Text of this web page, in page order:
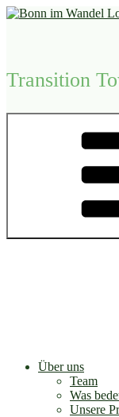
Zum
Transition
Über uns
Team
Was
Unsere